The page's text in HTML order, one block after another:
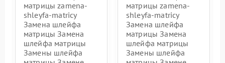
матрицы zamena-
shleyfa-matricy
Замена шлейфа
матрицы Замена
шлейфа матрицы
Замены шлейфа
матрицы zamena-
shleyfa-matricy
Замена шлейфа
матрицы Замена
шлейфа матрицы
Замены шлейфа